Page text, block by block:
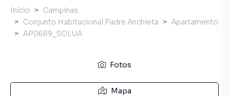
Início
Campinas
Conjunto Habitacional Padre Anchieta
Apartamento
AP0689_SOLUA
Fotos
Mapa